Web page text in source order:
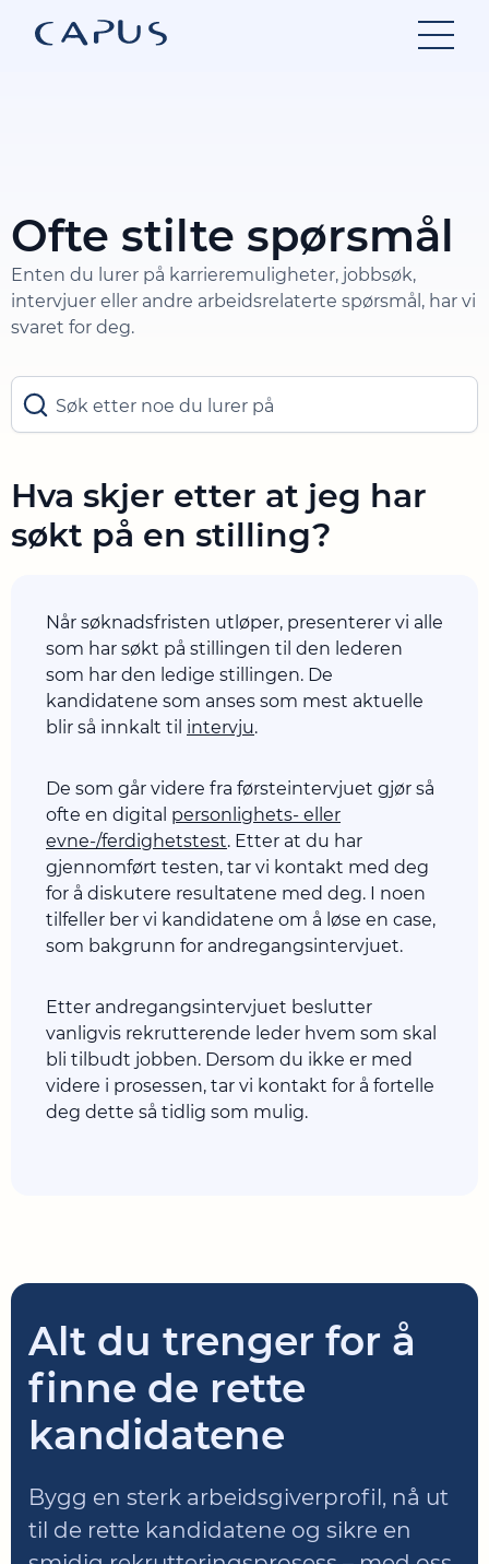
innhold
Ofte stilte spørsmål
Enten du lurer på karrieremuligheter, jobbsøk,
intervjuer eller andre arbeidsrelaterte spørsmål, har vi
svaret for deg.
Hva skjer etter at jeg har
søkt på en stilling?
Når søknadsfristen utløper, presenterer vi alle
som har søkt på stillingen til den lederen
som har den ledige stillingen. De
kandidatene som anses som mest aktuelle
blir så innkalt til intervju.
De som går videre fra førsteintervjuet gjør så
ofte en digital personlighets- eller
evne-/ferdighetstest. Etter at du har
gjennomført testen, tar vi kontakt med deg
for å diskutere resultatene med deg. I noen
tilfeller ber vi kandidatene om å løse en case,
som bakgrunn for andregangsintervjuet.
Etter andregangsintervjuet beslutter
vanligvis rekrutterende leder hvem som skal
bli tilbudt jobben. Dersom du ikke er med
videre i prosessen, tar vi kontakt for å fortelle
deg dette så tidlig som mulig.
Alt du trenger for å
finne de rette
kandidatene
Bygg en sterk arbeidsgiverprofil, nå ut
til de rette kandidatene og sikre en